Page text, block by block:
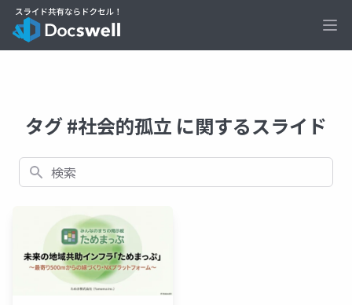
タグ #社会的孤立 に関するスライド
検索